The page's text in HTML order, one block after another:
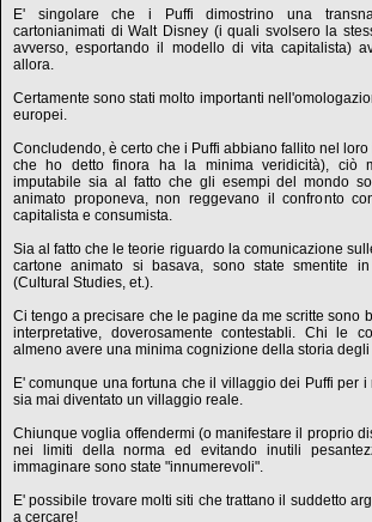
E' singolare che i Puffi dimostrino una
cartonianimati di Walt Disney (i quali svolsero la
avverso, esportando il modello di vita capitalista)
allora.
Certamente sono stati molto importanti
europei.
Concludendo, è certo che i Puffi abbiano fallito nel
che ho detto finora ha la minima veridicità), ciò
imputabile sia al fatto che gli esempi del mondo
animato proponeva, non reggevano il confronto
capitalista e consumista.
Sia al fatto che le teorie riguardo la comunicazione
cartone animato si basava, sono state smentite
(Cultural Studies, et.).
Ci tengo a precisare che le pagine da me scritte sono
interpretative, doverosamente contestabli. Chi le
almeno avere una minima cognizione della storia
E' comunque una fortuna che il villaggio dei Puffi per
sia mai diventato un villaggio reale.
Chiunque voglia offendermi (o manifestare il proprio
nei limiti della norma ed evitando inutili
immaginare sono state "innumerevoli".
E' possibile trovare molti siti che trattano il suddetto
a cercare!